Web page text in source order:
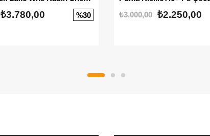
₺3.780,00 %30
₺3.000,00 ₺2.250,00